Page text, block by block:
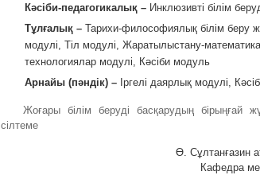
Кәсіби-педагогикалық – Инклюзивті білім
Тұлғалық – Тарихи-философиялық білім беру
модулі, Тіл модулі, Жаратылыстану-
технологиялар модулі, Кәсіби модуль
Арнайы (пәндік) – Іргелі даярлық модулі,
Жоғары білім беруді басқарудың бірыңғай
сілтеме
Ө. Сұлтанғазин
Кафедра